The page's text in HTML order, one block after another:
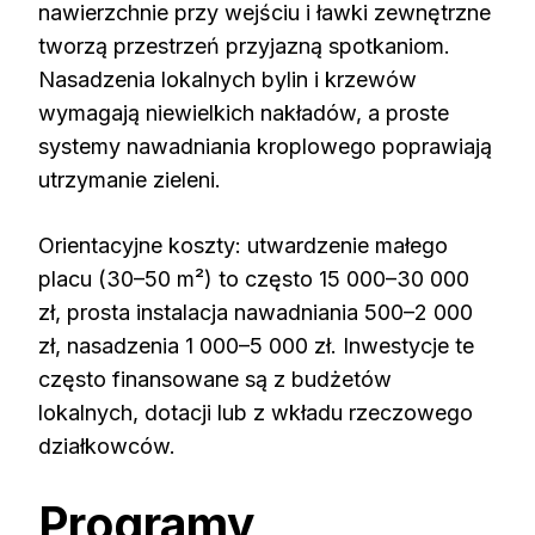
nawierzchnie przy wejściu i ławki zewnętrzne
tworzą przestrzeń przyjazną spotkaniom.
Nasadzenia lokalnych bylin i krzewów
wymagają niewielkich nakładów, a proste
systemy nawadniania kroplowego poprawiają
utrzymanie zieleni.
Orientacyjne koszty: utwardzenie małego
placu (30–50 m²) to często 15 000–30 000
zł, prosta instalacja nawadniania 500–2 000
zł, nasadzenia 1 000–5 000 zł. Inwestycje te
często finansowane są z budżetów
lokalnych, dotacji lub z wkładu rzeczowego
działkowców.
Programy,